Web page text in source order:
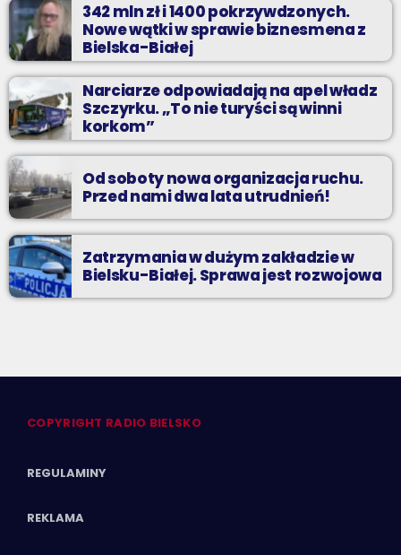
342 mln zł i 1400 pokrzywdzonych.
Nowe wątki w sprawie biznesmena z
Bielska-Białej
Narciarze odpowiadają na apel władz
Szczyrku. „To nie turyści są winni
korkom”
Od soboty nowa organizacja ruchu.
Przed nami dwa lata utrudnień!
Zatrzymania w dużym zakładzie w
Bielsku-Białej. Sprawa jest rozwojowa
COPYRIGHT RADIO BIELSKO
REGULAMINY
REKLAMA